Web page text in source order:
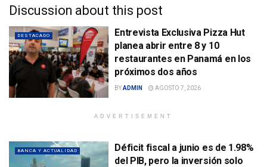
Discussion about this post
DESTACADO
Entrevista Exclusiva Pizza Hut
planea abrir entre 8 y 10
restaurantes en Panamá en los
próximos dos años
BYADMIN AGOSTO 7, 2026
ADVERTISEMENT
BANCA Y ACTUALIDAD
Déficit fiscal a junio es de 1.98%
del PIB, pero la inversión solo